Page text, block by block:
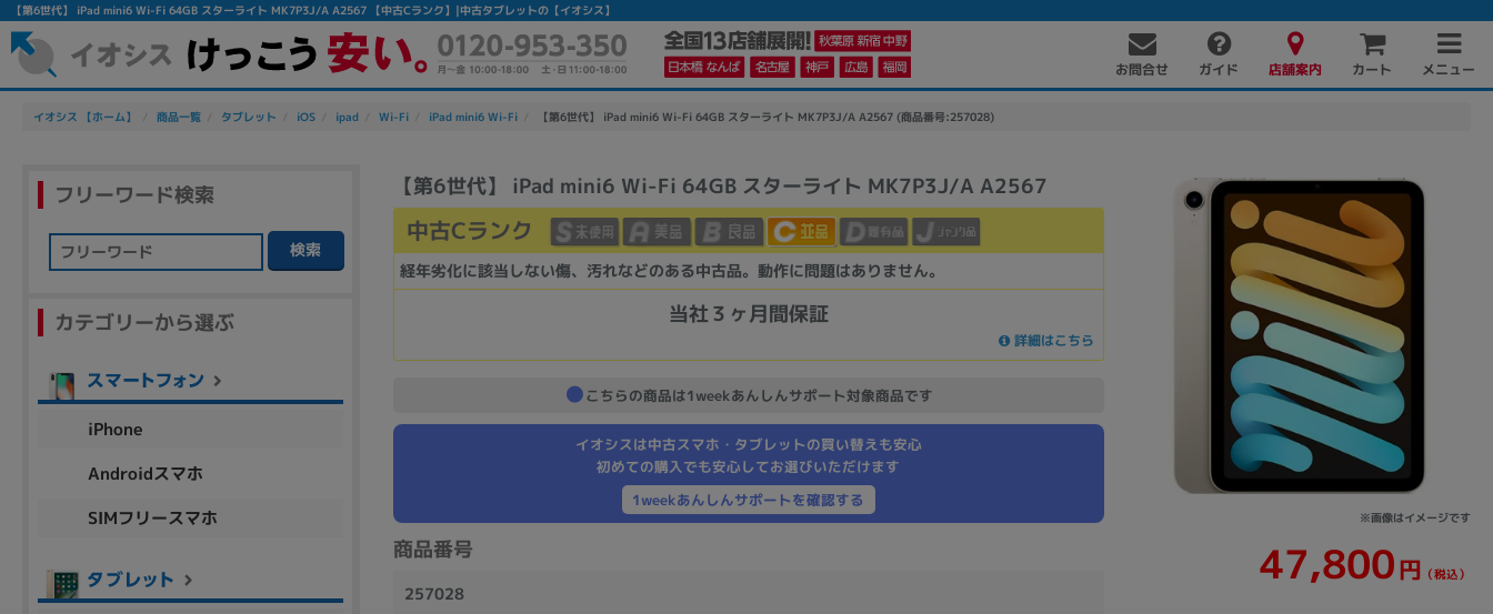
【第6世代】 iPad mini6 Wi-Fi 64GB スターライト MK7P3J/A A2567 【中古Cランク】|中古タブレットの【イオシス】
お問合せ ガイド 店舗案内 カート メニュー
イオシス 【ホーム】 商品一覧 タブレット iOS ipad Wi-Fi iPad mini6 Wi-Fi 【第6世代】 iPad mini6 Wi-Fi 64GB スターライト MK7P3J/A A2567 (商品番号:257028)
【第6世代】 iPad mini6 Wi-Fi 64GB スターライト MK7P3J/A A2567
※画像はイメージです
47,800円 （税込）
中古Cランク
経年劣化に該当しない傷、汚れなどのある中古品。動作に問題はありません。
当社３ヶ月間保証
詳細はこちら
こちらの商品は1weekあんしんサポート対象商品です
イオシスは中古スマホ・タブレットの買い替えも安心
初めての購入でも安心してお選びいただけます
1weekあんしんサポートを確認する
商品番号
257028
フリーワード検索
検索
カテゴリーから選ぶ
iPhone
Androidスマホ
SIMフリースマホ
かんたんパソコン検索に切り替える
除外ワード
人気の検索ワード：Let's note EliteBook
カテゴリー
商品ジャンルの絞り込み
PC周辺機器 ソフト
商品シリーズ名・ブランド名の絞り込み。
Thinkpad
aspire Inspiron
メーカー
製造、販売メーカーの絞り込み